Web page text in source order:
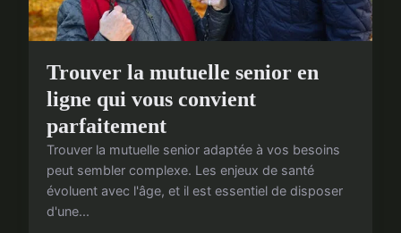
Trouver la mutuelle senior en
ligne qui vous convient
parfaitement
Trouver la mutuelle senior adaptée à vos besoins
peut sembler complexe. Les enjeux de santé
évoluent avec l'âge, et il est essentiel de disposer
d'une...